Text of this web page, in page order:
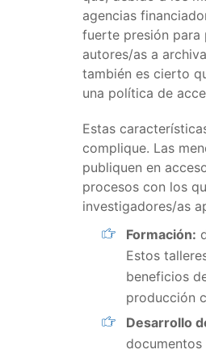
agencias
fuerte presión para
autores/as a
también es cierto
una política de
Estas
complique. Las
publiquen en
procesos con los
investigadores/as
Formación:
Estos
beneficios
producción
Desarrollo
documentos